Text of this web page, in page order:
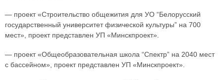
— проект «Строительство общежития для УО “Белорусский
государственный университет физической культуры” на 700
мест», проект представлен УП «Минскпроект».
— проект «Общеобразовательная школа “Спектр” на 2040 мест
с бассейном», проект представлен УП «Минскпроект».